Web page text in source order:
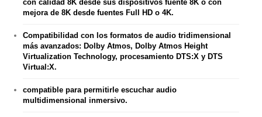
con calidad 8K desde sus dispositivos fuente 8K o con
mejora de 8K desde fuentes Full HD o 4K.
Compatibilidad con los formatos de audio tridimensional
más avanzados: Dolby Atmos, Dolby Atmos Height
Virtualization Technology, procesamiento DTS:X y DTS
Virtual:X.
compatible para permitirle escuchar audio
multidimensional inmersivo.